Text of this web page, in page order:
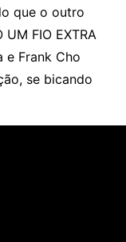
que o outro
UM FIO EXTRA
e Frank Cho
se bicando